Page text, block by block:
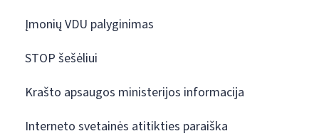
Įmonių VDU palyginimas
STOP šešėliui
Krašto apsaugos ministerijos informacija
Interneto svetainės atitikties paraiška